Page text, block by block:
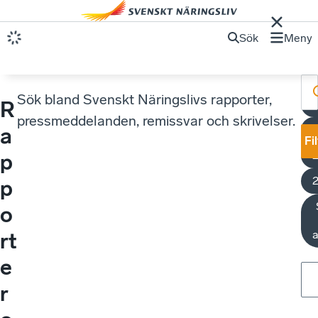
Sök Meny
R
a
p
p
o
rt
e
r
Sök bland Svenskt Näringslivs rapporter,
pressmeddelanden, remissvar och skrivelser.